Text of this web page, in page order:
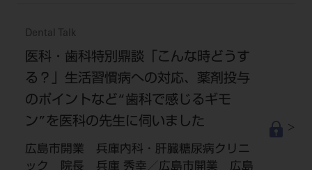
Dental Talk
医科・歯科特別鼎談「こんな時どうす
る？」生活習慣病への対応、薬剤投与
のポイントなど“歯科で感じるギモ
ン”を医科の先生に伺いました
広島市開業 兵庫内科・肝臓糖尿病クリニ